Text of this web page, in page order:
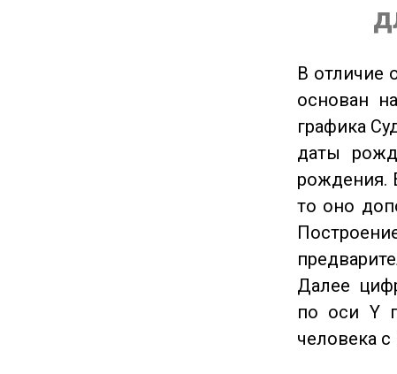
В отличие
основан
графика
даты
рождения.
то оно
Далее
по оси Y
человека